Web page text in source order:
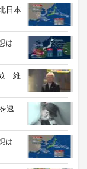
日本
は
紋 維
逮
は